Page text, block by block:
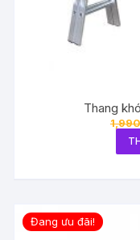
Thang
Đang ưu đãi!